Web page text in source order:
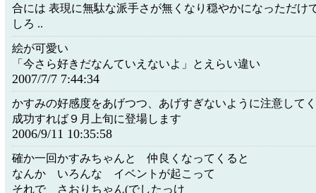
合には 表現に無駄な派手さが無くなり穏やかになっただけ
しろ ..
絵が可愛い
「今さら好きだなんていえないよ」とえらい違い
2007/7/7 7:44:34
かすみの好感度をあげつつ、あげすぎないように注意して
成功すれば９月上旬に登場します
2006/9/11 10:35:58
確か一回かすみちゃんと 仲良くなってくると
なんか いろんな イベントが起こって
それで さおりちゃん(でしたっけ